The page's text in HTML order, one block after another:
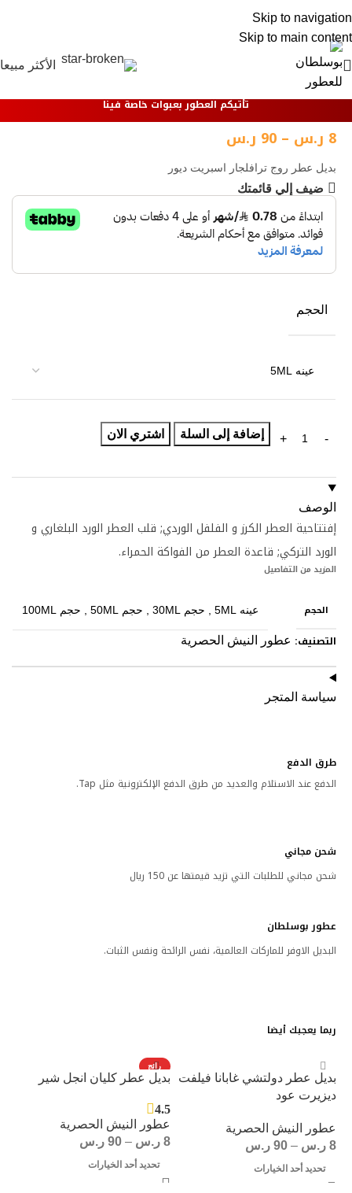
Skip to navigation
Skip to main content
/ تسجيل
الأكثر مبيعا
تأتيكم العطور بعبوات خاصة فينا
بديل عطر روج ترافلجار اسبريت ديور
8 ر.س –
90 ر.س
ضيف إلي قائمتك
الحجم
إضافة إلى السلة اشتري الان
الوصف
إفتتاحية العطر الكرز و الفلفل الوردي; قلب العطر الورد البلغاري و
الورد التركي; قاعدة العطر من الفواكة الحمراء.
المزيد من التفاصيل
الحجم عينه 5ML , حجم 30ML , حجم 50ML , حجم 100ML
التصنيف: عطور النيش الحصرية
سياسة المتجر
طرق الدفع
الدفع عند الاستلام والعديد من طرق الدفع الإلكترونية مثل Tap.
شحن مجاني
شحن مجاني للطلبات التي تزيد قيمتها عن 150 ريال
عطور بوسلطان
البديل الاوفر للماركات العالمية، نفس الرائحة ونفس الثبات.
ربما يعجبك أيضا
بديل عطر دولتشي غابانا فيلفت
ديزيرت عود
عطور النيش الحصرية
8 ر.س –
90 ر.س
تحديد أحد الخيارات
رائج
بديل عطر كليان انجل شير
4.5
عطور النيش الحصرية
8 ر.س –
90 ر.س
تحديد أحد الخيارات